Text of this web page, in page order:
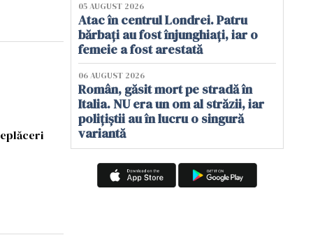
05 AUGUST 2026
Atac în centrul Londrei. Patru
bărbați au fost înjunghiați, iar o
femeie a fost arestată
06 AUGUST 2026
Român, găsit mort pe stradă în
Italia. NU era un om al străzii, iar
polițiștii au în lucru o singură
variantă